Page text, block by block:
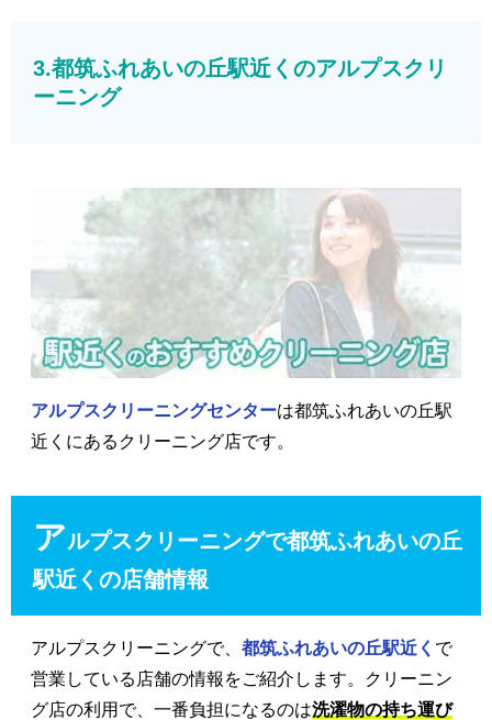
3.都筑ふれあいの丘駅近くのアルプスクリ
ーニング
アルプスクリーニングセンターは都筑ふれあいの丘駅
近くにあるクリーニング店です。
アルプスクリーニングで都筑ふれあいの丘
駅近くの店舗情報
アルプスクリーニングで、 都筑ふれあいの丘駅近く で
営業している店舗の情報をご紹介します。クリーニン
グ店の利用で、一番負担になるのは洗濯物の持ち運び